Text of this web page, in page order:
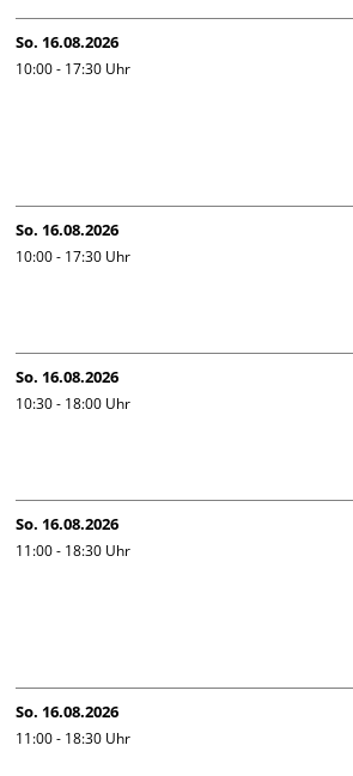
So. 16.08.2026
10:00 - 17:30 Uhr
So. 16.08.2026
10:00 - 17:30 Uhr
So. 16.08.2026
10:30 - 18:00 Uhr
So. 16.08.2026
11:00 - 18:30 Uhr
So. 16.08.2026
11:00 - 18:30 Uhr